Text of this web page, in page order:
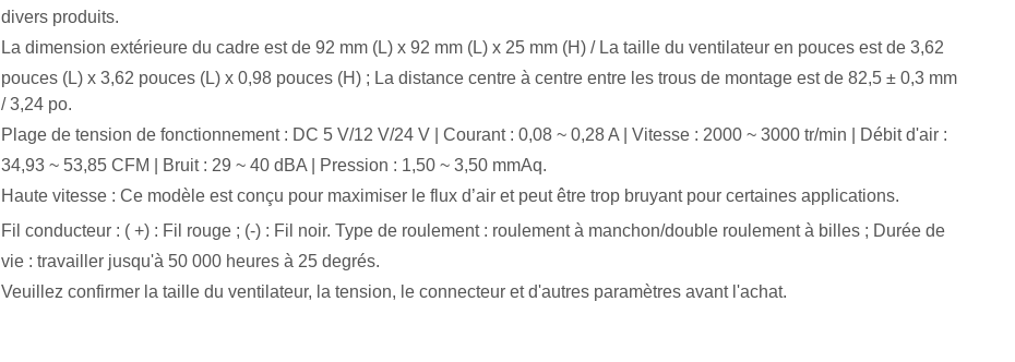
divers produits.
La dimension extérieure du cadre est de 92 mm (L) x 92 mm (L) x 25 mm (H) / La taille du ventilateur en pouces est de 3,62
pouces (L) x 3,62 pouces (L) x 0,98 pouces (H) ; La distance centre à centre entre les trous de montage est de 82,5 ± 0,3 mm
/ 3,24 po.
Plage de tension de fonctionnement : DC 5 V/12 V/24 V | Courant : 0,08 ~ 0,28 A | Vitesse : 2000 ~ 3000 tr/min | Débit d'air :
34,93 ~ 53,85 CFM | Bruit : 29 ~ 40 dBA | Pression : 1,50 ~ 3,50 mmAq.
Haute vitesse : Ce modèle est conçu pour maximiser le flux d’air et peut être trop bruyant pour certaines applications.
Fil conducteur : ( +) : Fil rouge ; (-) : Fil noir. Type de roulement : roulement à manchon/double roulement à billes ; Durée de
vie : travailler jusqu'à 50 000 heures à 25 degrés.
Veuillez confirmer la taille du ventilateur, la tension, le connecteur et d'autres paramètres avant l'achat.